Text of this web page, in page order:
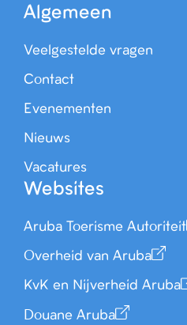
Algemeen
Veelgestelde vragen
Contact
Evenementen
Nieuws
Vacatures
Websites
Aruba Toerisme Autoriteit
Overheid van Aruba
KvK en Nijverheid Aruba
Douane Aruba